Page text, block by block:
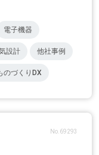
電子機器
設計 他社事例
のづくりDX
No.69293